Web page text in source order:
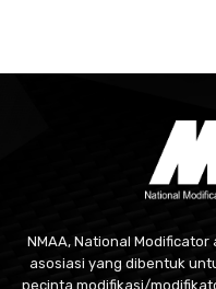
NMAA, National
asosiasi yang dibentuk
pecinta modifikasi/